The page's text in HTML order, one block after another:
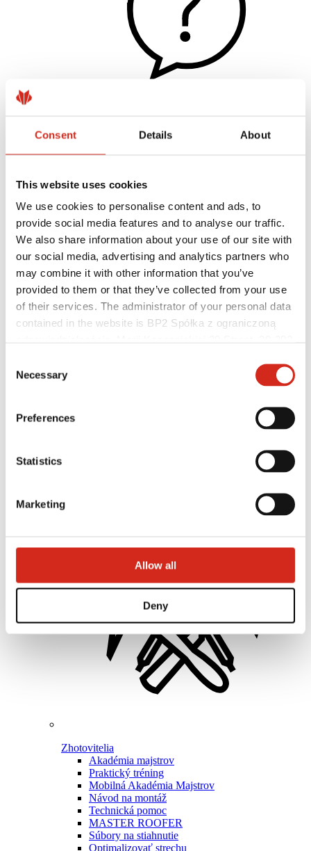
Consent Details About
This website uses cookies
We use cookies to personalise content and ads, to
provide social media features and to analyse our traffic.
We also share information about your use of our site with
our social media, advertising and analytics partners who
may combine it with other information that you’ve
provided to them or that they’ve collected from your use
of their services. The administrator of your personal data
contained in the website is BP2 Spółka z ograniczoną
121387608.
Selection
Necessary
Preferences
Statistics
Marketing
Allow all
Deny
Nátery, farby a záruky
Registrácia záruky
Nájsť zhotoviteľa
Knižnica BIM
Pre profesionálov
Zhotovitelia
Akadémia majstrov
Praktický tréning
Mobilná Akadémia Majstrov
Návod na montáž
Technická pomoc
MASTER ROOFER
Súbory na stiahnutie
Optimalizovať strechu